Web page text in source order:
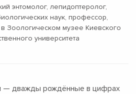
энтомолог, лепидоптеролог,
наук, профессор,
Зоологическом музее Киевского
университета
— дважды рождённые в цифрах